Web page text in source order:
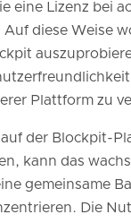
eine Lizenz bei
diese Weise
Plattform zu
auf der Blockpit-
kann das
gemeinsame
Die